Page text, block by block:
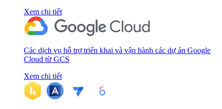
Xem chi tiết
Các dịch vụ hỗ trợ triển khai và vận hành các dự án Google
Cloud từ GCS
Xem chi tiết